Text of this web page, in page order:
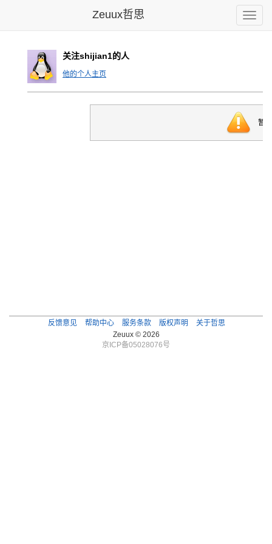
Toggle
Zeuux哲思
关注shijian1的人
他的个人主页
暂
反馈意见 帮助中心 服务条款 版权声明
关于哲思
Zeuux © 2026
京ICP备05028076号